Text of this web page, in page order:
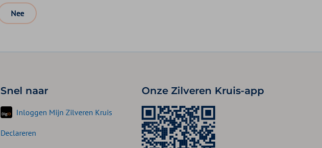
Nee
Snel naar
Inloggen Mijn Zilveren Kruis
Declareren
Onze Zilveren Kruis-app